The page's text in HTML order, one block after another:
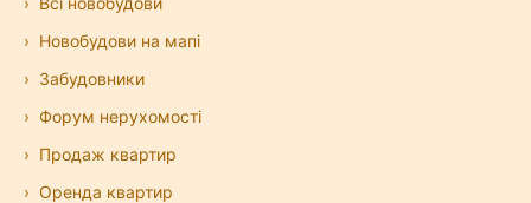
Новобудови на мапі
Забудовники
Форум нерухомості
Продаж квартир
Оренда квартир